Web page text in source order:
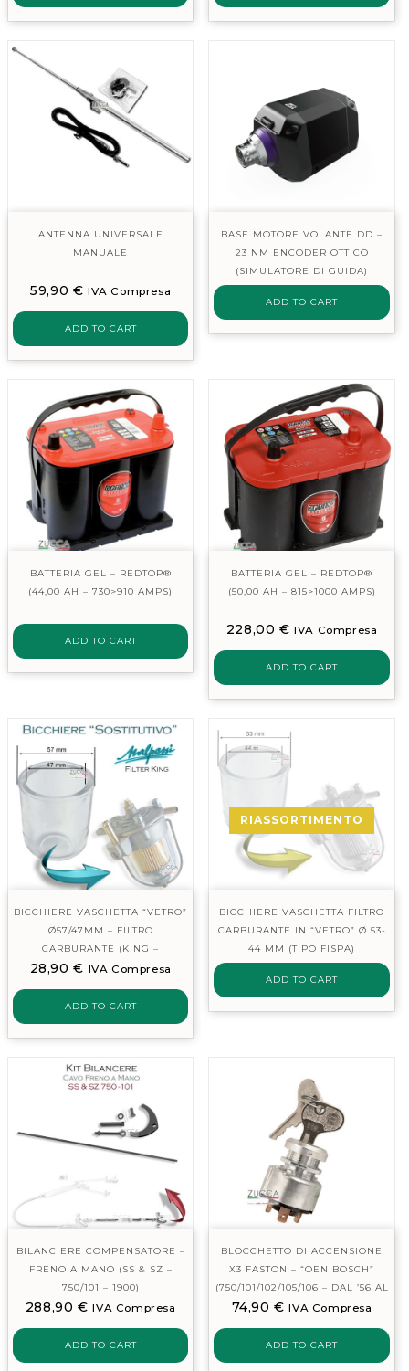
ANTENNA UNIVERSALE
MANUALE
59,90 € IVA Compresa
ADD TO CART
BASE MOTORE VOLANTE DD –
23 NM ENCODER OTTICO
(SIMULATORE DI GUIDA)
ADD TO CART
BATTERIA GEL – REDTOP®
(44,00 AH – 730>910 AMPS)
ADD TO CART
BATTERIA GEL – REDTOP®
(50,00 AH – 815>1000 AMPS)
228,00 € IVA Compresa
ADD TO CART
BICCHIERE VASCHETTA “VETRO”
Ø57/47MM – FILTRO
CARBURANTE (KING –
MALPASSI)
28,90€ IVA Compresa
ADD TO CART
RIASSORTIMENTO
BICCHIERE VASCHETTA FILTRO
CARBURANTE IN “VETRO” Ø 53-
44 MM (TIPO FISPA)
ADD TO CART
BILANCIERE COMPENSATORE –
FRENO A MANO (SS & SZ –
750/101 – 1900)
288,90€ IVA Compresa
ADD TO CART
BLOCCHETTO DI ACCENSIONE
X3 FASTON – “OEN BOSCH”
(750/101/102/105/106 – DAL ’56 AL
68′)
74,90€ IVA Compresa
ADD TO CART